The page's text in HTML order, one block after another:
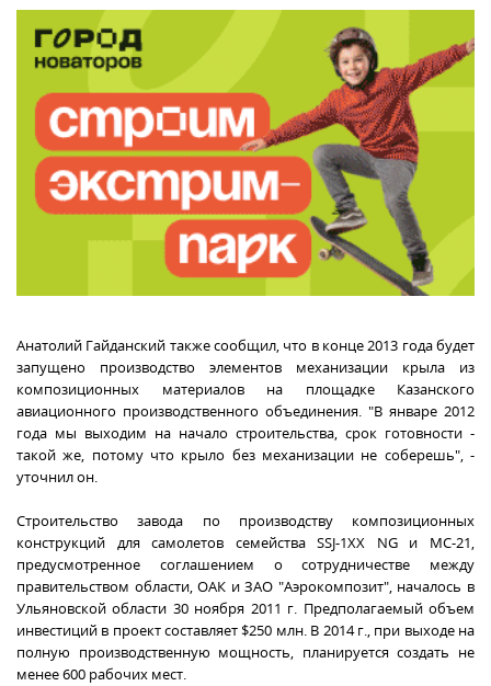
Анатолий Гайданский также сообщил, что в конце 2013 года будет
запущено производство элементов механизации крыла из
композиционных материалов на площадке Казанского
авиационного производственного объединения. "В январе 2012
года мы выходим на начало строительства, срок готовности -
такой же, потому что крыло без механизации не соберешь", -
уточнил он.
Строительство завода по производству композиционных
конструкций для самолетов семейства SSJ-1XX NG и МС-21,
предусмотренное соглашением о сотрудничестве между
правительством области, ОАК и ЗАО "Аэрокомпозит", началось в
Ульяновской области 30 ноября 2011 г. Предполагаемый объем
инвестиций в проект составляет $250 млн. В 2014 г., при выходе на
полную производственную мощность, планируется создать не
менее 600 рабочих мест.